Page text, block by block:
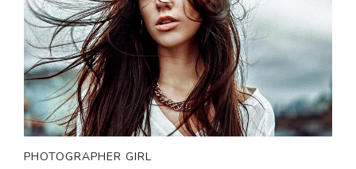
PHOTOGRAPHER GIRL